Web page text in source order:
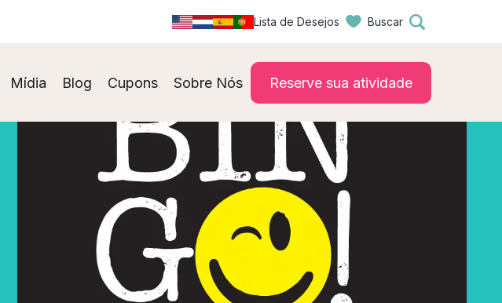
Lista de Desejos Buscar
Mídia Blog Cupons Sobre Nós Reserve sua atividade